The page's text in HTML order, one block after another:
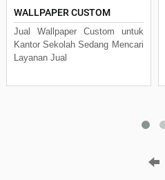
WALLPAPER CUSTOM
Jual Wallpaper Custom untuk
Kantor Sekolah Sedang Mencari
Layanan Jual